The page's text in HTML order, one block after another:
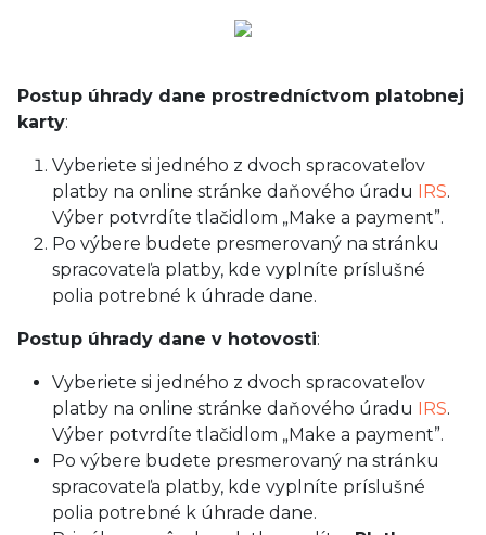
Postup úhrady dane prostredníctvom platobnej
karty:
Vyberiete si jedného z dvoch spracovateľov
platby na online stránke daňového úradu IRS.
Výber potvrdíte tlačidlom „Make a payment”.
Po výbere budete presmerovaný na stránku
spracovateľa platby, kde vyplníte príslušné
polia potrebné k úhrade dane.
Postup úhrady dane v hotovosti:
Vyberiete si jedného z dvoch spracovateľov
platby na online stránke daňového úradu IRS.
Výber potvrdíte tlačidlom „Make a payment”.
Po výbere budete presmerovaný na stránku
spracovateľa platby, kde vyplníte príslušné
polia potrebné k úhrade dane.